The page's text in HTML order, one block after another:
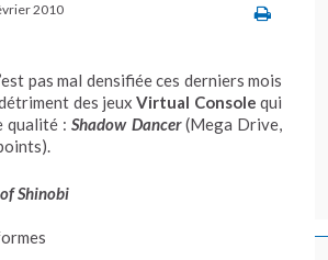
2010
pas mal densifiée ces derniers mois
détriment des jeuxVirtual Console qui
qualité :Shadow Dancer(Mega Drive,
Shinobi